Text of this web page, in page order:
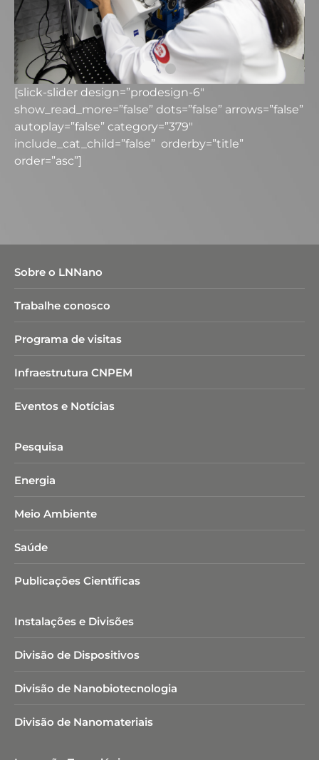
[slick-slider design=”prodesign-6″
show_read_more=”false” dots=”false” arrows=”false”
autoplay=”false” category=”379″
include_cat_child=”false” orderby=”title”
order=”asc”]
Sobre o LNNano
Trabalhe conosco
Programa de visitas
Infraestrutura CNPEM
Eventos e Notícias
Pesquisa
Energia
Meio Ambiente
Saúde
Publicações Científicas
Instalações e Divisões
Divisão de Dispositivos
Divisão de Nanobiotecnologia​
Divisão de Nanomateriais